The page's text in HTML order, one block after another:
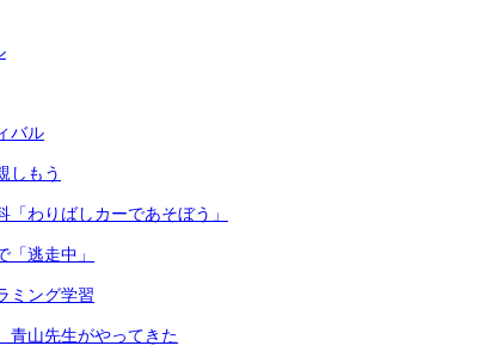
バル
しもう
わりばしカーであそぼう」
逃走中」
ミング学習
山先生がやってきた